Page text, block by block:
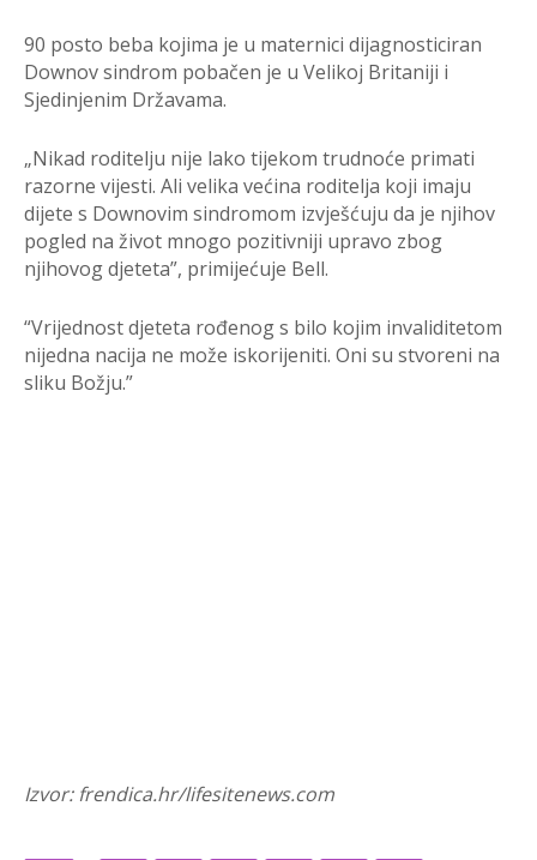
90 posto beba kojima je u maternici dijagnosticiran
Downov sindrom pobačen je u Velikoj Britaniji i
Sjedinjenim Državama.
„Nikad roditelju nije lako tijekom trudnoće primati
razorne vijesti. Ali velika većina roditelja koji imaju
dijete s Downovim sindromom izvješćuju da je njihov
pogled na život mnogo pozitivniji upravo zbog
njihovog djeteta”, primijećuje Bell.
“Vrijednost djeteta rođenog s bilo kojim invaliditetom
nijedna nacija ne može iskorijeniti. Oni su stvoreni na
sliku Božju.”
Izvor: frendica.hr/lifesitenews.com